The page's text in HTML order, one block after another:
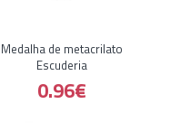
Medalha de metacrilato
Escuderia
0.96€